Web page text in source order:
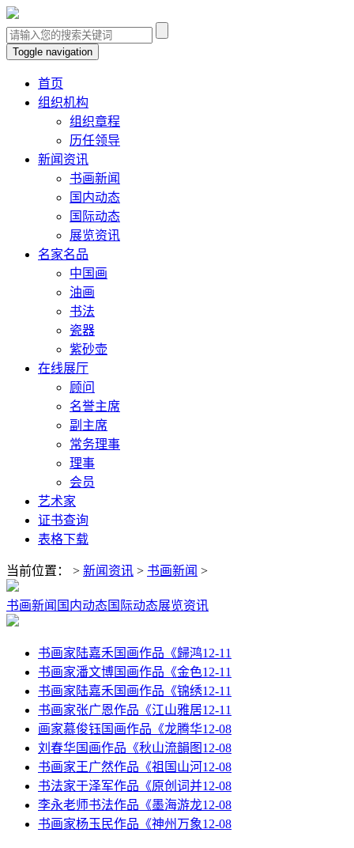
Toggle navigation
首页
组织机构
组织章程
历任领导
新闻资讯
书画新闻
国内动态
国际动态
展览资讯
名家名品
中国画
油画
书法
瓷器
紫砂壶
在线展厅
顾问
名誉主席
副主席
常务理事
理事
会员
艺术家
证书查询
表格下载
当前位置： > 新闻资讯 > 书画新闻 >
书画新闻 国内动态国际动态展览资讯
书画家陆嘉禾国画作品《歸鸿12-11
书画家潘文博国画作品《金色12-11
书画家陆嘉禾国画作品《锦绣12-11
书画家张广恩作品《江山雅居12-11
画家慕俊钰国画作品《龙腾华12-08
刘春华国画作品《秋山流韻图 12-08
书画家王广然作品《祖国山河12-08
书法家于泽军作品《原创词并12-08
李永老师书法作品《墨海游龙12-08
书画家杨玉民作品《神州万象12-08